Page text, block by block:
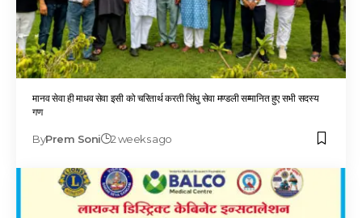
मानव सेवा ही माधव सेवा इसी को चरितार्थ करती सिंधु सेवा मण्डली सम्मानित हुए सभी सदस्य
गण
ByPrem Soni 2 weeks ago